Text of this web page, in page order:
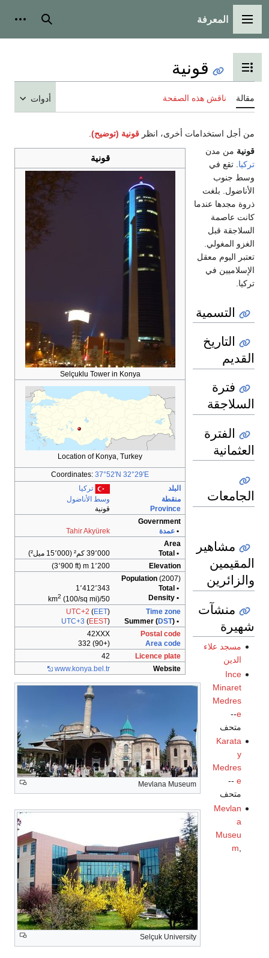
القائمة الرئيسية
المعرفة بحث
تبديل عرض جدول المحتويات
قونية
مقالة ناقش هذه الصفحة أدوات
من أجل استخدامات أخرى، انظر قونية (توضيح)
قونية
Selçuklu Tower in Konya
Location of Konya, Turkey
Coordinates: 37°52′N 32°29′E
البلد
تركيا
منقطة
وسط الأناضول
Province
قونية
Government
•عمدة
Tahir Akyürek
Area
• Total
39٬000 كم² (15٬000 ميل²)
Elevation
1٬200 m (3٬900 ft)
Population (2007)
• Total
1٬412٬343
• Density
50/km
2 (100/sq mi)
Time zone
UTC+2 (EET)
• Summer (
DST)
UTC+3 (EEST)
Postal code
42XXX
Area code
(+90) 332
Licence plate
42
Website
www.konya.bel.tr
قونية من مدن
تركيا . تقع في
وسط جنوب
الأناضول. بلغت
ذروة مجدها عندما
كانت عاصمة
السلاجقة قبل
الغزو المغولي.
تعتبر اليوم معقل
الإسلاميين في
تركيا.
التسمية
التاريخ
القديم
فترة
السلاجقة
Mevlana Museum
الفترة
العثمانية
الجامعات
Selçuk University
مشاهير
المقيمين
والزائرين
منشآت
شهيرة
مسجد علاء
الدين
Ince
Minaret
Medres
e
--
متحف
Karata
y
Medres
e
--
متحف
Mevlan
a
Museu
m